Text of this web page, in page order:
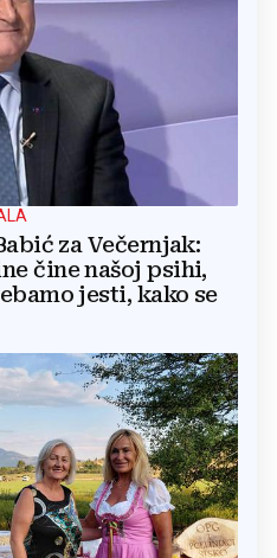
za Večernjak:
čine našoj psihi,
jesti, kako se